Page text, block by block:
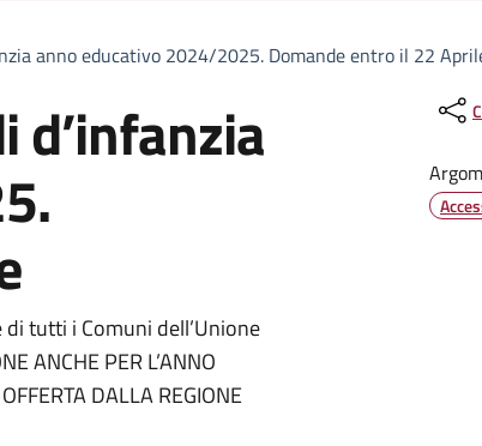
anno educativo 2024/2025. Domande entro il 22
d’infanzia
tutti i Comuni dell’Unione
ANCHE PER L’ANNO
DALLA REGIONE